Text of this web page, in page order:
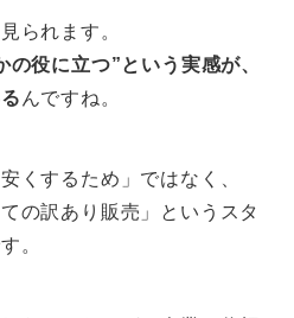
られます。
役に立つ”という実感が、
んですね。
くするため」ではなく、
の訳あり販売」というスタ
。